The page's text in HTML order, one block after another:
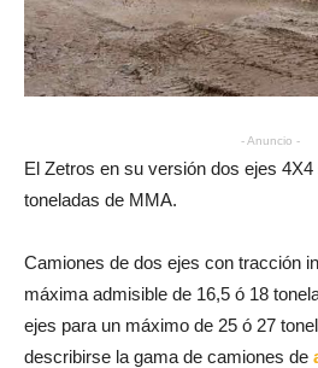
- Anuncio -
El Zetros en su versión dos ejes
toneladas de MMA.
Camiones de dos ejes con tracción
máxima admisible de 16,5 ó 18
ejes para un máximo de 25 ó 27
describirse la gama de camiones de